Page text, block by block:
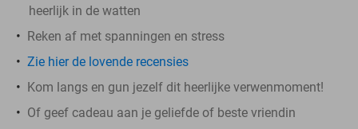
heerlijk in de watten
Reken af met spanningen en stress
Zie hier de lovende recensies
Kom langs en gun jezelf dit heerlijke verwenmoment!
Of geef cadeau aan je geliefde of beste vriendin